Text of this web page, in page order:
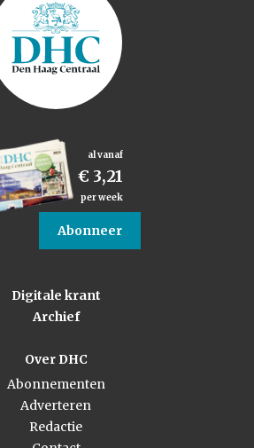
al vanaf
€ 3,21
per week
Abonneer
Digitale krant
Archief
Over DHC
Abonnementen
Adverteren
Redactie